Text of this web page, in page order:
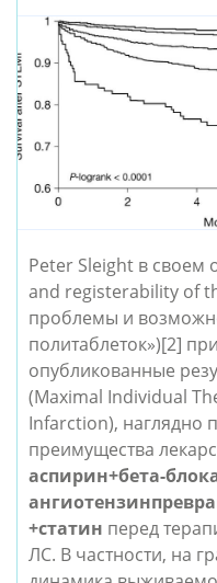
Peter Sleight в своем
and registerability of
проблемы и
политаблеток»)[2]
опубликованные
(Maximal Individual
Infarction), наглядно
преимущества
аспирин+бета-
+статин перед
ЛС. В частности, на